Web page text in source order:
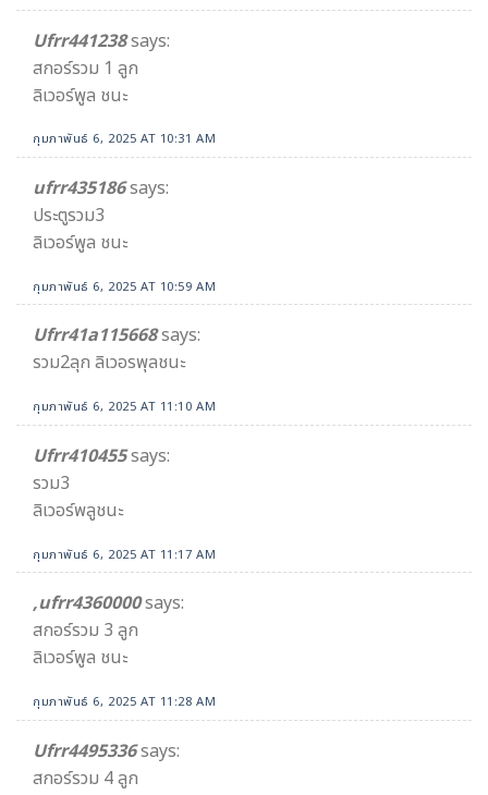
Ufrr441238says:
สกอร์รวม 1 ลูก
ลิเวอร์พูล ชนะ
กุมภาพันธ์ 6, 2025 AT 10:31 AM
ufrr435186says:
ประตูรวม3
ลิเวอร์พูล ชนะ
กุมภาพันธ์ 6, 2025 AT 10:59 AM
Ufrr41a115668says:
รวม2ลุก ลิเวอรพุลชนะ
กุมภาพันธ์ 6, 2025 AT 11:10 AM
Ufrr410455says:
รวม3
ลิเวอร์พลูชนะ
กุมภาพันธ์ 6, 2025 AT 11:17 AM
,ufrr4360000says:
สกอร์รวม 3 ลูก
ลิเวอร์พูล ชนะ
กุมภาพันธ์ 6, 2025 AT 11:28 AM
Ufrr4495336says:
สกอร์รวม 4 ลูก